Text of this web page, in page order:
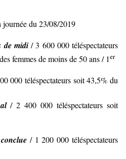
journée du 23/08/2019
de midi/ 3 600 000 téléspectateurs
femmes de moins de 50 ans / 1er
000 téléspectateurs soit 43,5% du
/ 2 400 000 téléspectateurs soit
/ 1 200 000 téléspectateurs